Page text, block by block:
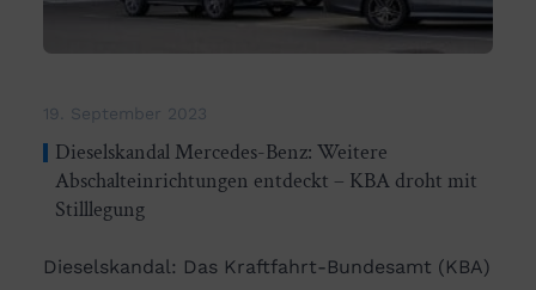
19. September 2023
Dieselskandal Mercedes-Benz: Weitere
Abschalteinrichtungen entdeckt – KBA droht mit
Stilllegung
Dieselskandal: Das Kraftfahrt-Bundesamt (KBA)